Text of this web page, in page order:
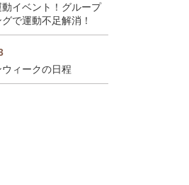
イベント！グループ
グで運動不足解消！
ィークの日程